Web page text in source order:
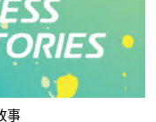
事